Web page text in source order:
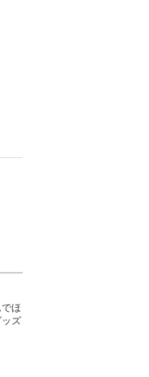
ほ
ズ